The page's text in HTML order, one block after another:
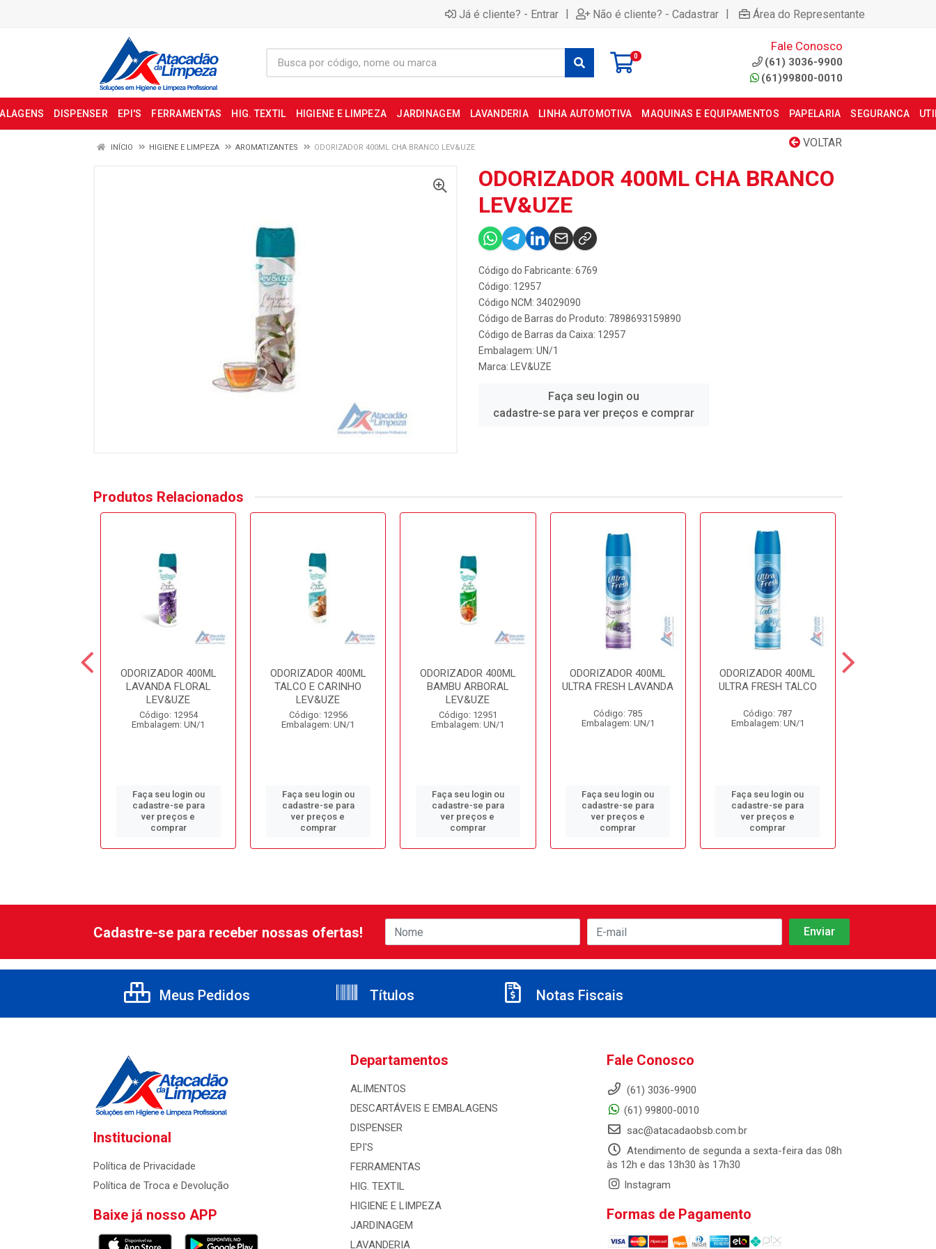
Já é cliente? - Entrar | Não é cliente? - Cadastrar | Área do Representante
0
Fale Conosco
(61) 3036-9900
(61)99800-0010
DISPENSER EPI'S FERRAMENTAS HIG. TEXTIL HIGIENE E LIMPEZA JARDINAGEM LAVANDERIA LINHA AUTOMOTIVA MAQUINAS E EQUIPAMENTOS PAPELARIA SEGURANCA
VOLTAR
INÍCIO HIGIENE E LIMPEZA AROMATIZANTES ODORIZADOR 400ML CHA BRANCO LEV&UZE
ODORIZADOR 400ML CHA BRANCO
LEV&UZE
Código do Fabricante: 6769
Código: 12957
Código NCM: 34029090
Código de Barras do Produto: 7898693159890
Código de Barras da Caixa: 12957
Embalagem: UN/1
Marca:
LEV&UZE
Faça seu login ou
cadastre-se para ver preços e comprar
Produtos Relacionados
ODORIZADOR 400ML
LAVANDA FLORAL
LEV&UZE
Código: 12954
Embalagem: UN/1
Faça seu login ou
cadastre-se para
ver preços e
comprar
ODORIZADOR 400ML
TALCO E CARINHO
LEV&UZE
Código: 12956
Embalagem: UN/1
Faça seu login ou
cadastre-se para
ver preços e
comprar
ODORIZADOR 400ML
BAMBU ARBORAL
LEV&UZE
Código: 12951
Embalagem: UN/1
Faça seu login ou
cadastre-se para
ver preços e
comprar
ODORIZADOR 400ML
ULTRA FRESH LAVANDA
Código: 785
Embalagem: UN/1
Faça seu login ou
cadastre-se para
ver preços e
comprar
ODORIZADOR 400ML
ULTRA FRESH TALCO
Código: 787
Embalagem: UN/1
Faça seu login ou
cadastre-se para
ver preços e
comprar
Cadastre-se para receber nossas ofertas!
Meus Pedidos Títulos Notas Fiscais
Institucional
Política de Privacidade
Política de Troca e Devolução
Baixe já nosso APP
Departamentos
ALIMENTOS
DESCARTÁVEIS E EMBALAGENS
DISPENSER
EPI'S
FERRAMENTAS
HIG. TEXTIL
HIGIENE E LIMPEZA
JARDINAGEM
LAVANDERIA
Fale Conosco
(61) 3036-9900
(61) 99800-0010
sac@atacadaobsb.com.br
Atendimento de segunda a sexta-feira das 08h
às 12h e das 13h30 às 17h30
Instagram
Formas de Pagamento